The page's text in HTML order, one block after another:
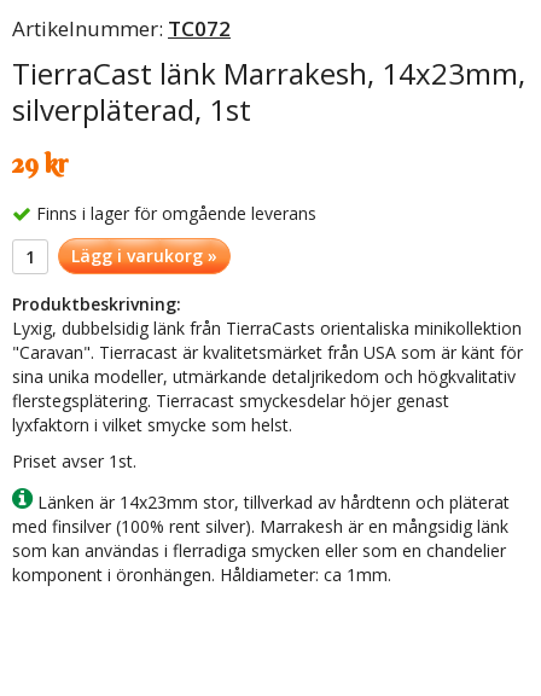
Artikelnummer: TC072
TierraCast länk Marrakesh, 14x23mm,
silverpläterad, 1st
29 kr
Finns i lager för omgående leverans
Lägg i varukorg »
Produktbeskrivning:
Lyxig, dubbelsidig länk från TierraCasts orientaliska minikollektion
"Caravan". Tierracast är kvalitetsmärket från USA som är känt för
sina unika modeller, utmärkande detaljrikedom och högkvalitativ
flerstegsplätering. Tierracast smyckesdelar höjer genast
lyxfaktorn i vilket smycke som helst.
Priset avser 1st.
Länken är 14x23mm stor, tillverkad av hårdtenn och pläterat
med finsilver (100% rent silver). Marrakesh är en mångsidig länk
som kan användas i flerradiga smycken eller som en chandelier
komponent i öronhängen. Håldiameter: ca 1mm.